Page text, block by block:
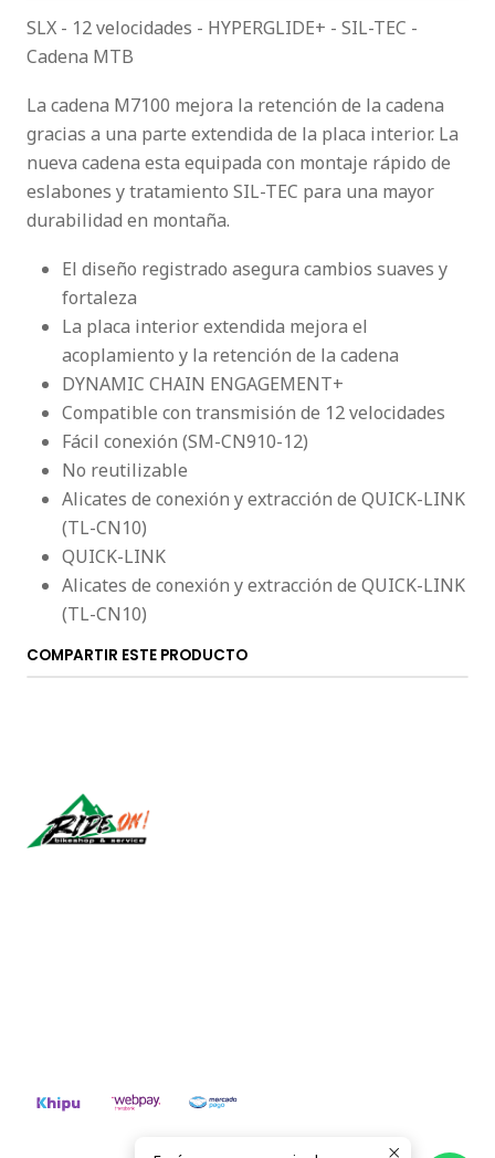
SLX - 12 velocidades - HYPERGLIDE+ - SIL-TEC -
Cadena MTB
La cadena M7100 mejora la retención de la cadena
gracias a una parte extendida de la placa interior. La
nueva cadena esta equipada con montaje rápido de
eslabones y tratamiento SIL-TEC para una mayor
durabilidad en montaña.
El diseño registrado asegura cambios suaves y
fortaleza
La placa interior extendida mejora el
acoplamiento y la retención de la cadena
DYNAMIC CHAIN ENGAGEMENT+
Compatible con transmisión de 12 velocidades
Fácil conexión (SM-CN910-12)
No reutilizable
Alicates de conexión y extracción de QUICK-LINK
(TL-CN10)
QUICK-LINK
Alicates de conexión y extracción de QUICK-LINK
(TL-CN10)
COMPARTIR ESTE PRODUCTO